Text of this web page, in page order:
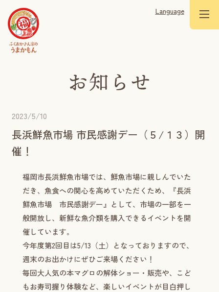
Language
2023/5/10
長浜鮮魚市場 市民感謝デー（５/１３）開
催！
福岡市長浜鮮魚市場では、鮮魚市場に親しんでいた
だき、魚食への関心を高めていただくため、『長浜
鮮魚市場 市民感謝デー』として、市場の一部を一
般開放し、新鮮な魚介類を購入できるイベントを開
催しています。
今年度第2回目は5/13（土）となっておりますので、
週末のお出かけにぜひご来場ください！
毎回大人気の本マグロの解体ショー・販売や、こど
もお寿司握り体験など、楽しいイベントが目白押し